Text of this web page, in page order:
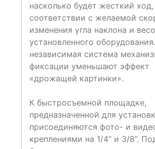
насколько будет жесткий ход,
соответствии с желаемой
изменения угла наклона и
установленного
независимая система
фиксации уменьшают эффект
«дрожащей картинки».
К быстросъемной площадке,
предназначенной для
присоединяются фото- и
креплениями на 1/4” и 3/8”.